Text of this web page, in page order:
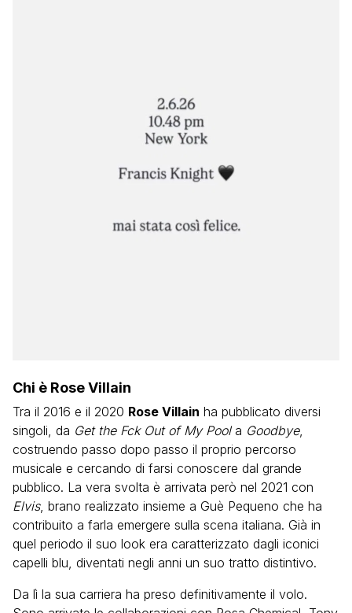
Chi è Rose Villain
Tra il 2016 e il 2020 Rose Villain ha pubblicato diversi
singoli, da Get the Fck Out of My Poola Goodbye,
costruendo passo dopo passo il proprio percorso
musicale e cercando di farsi conoscere dal grande
pubblico. La vera svolta è arrivata però nel 2021 con
Elvis, brano realizzato insieme a Guè Pequeno che ha
contribuito a farla emergere sulla scena italiana. Già in
quel periodo il suo look era caratterizzato dagli iconici
capelli blu, diventati negli anni un suo tratto distintivo.
Da lì la sua carriera ha preso definitivamente il volo.